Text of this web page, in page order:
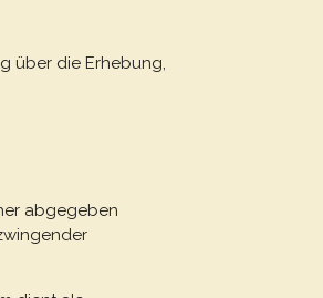
über die Erhebung,
abgegeben